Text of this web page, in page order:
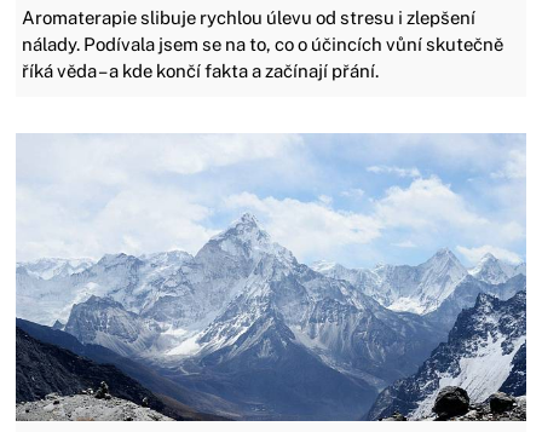
Aromaterapie slibuje rychlou úlevu od stresu i zlepšení
nálady. Podívala jsem se na to, co o účincích vůní skutečně
říká věda – a kde končí fakta a začínají přání.